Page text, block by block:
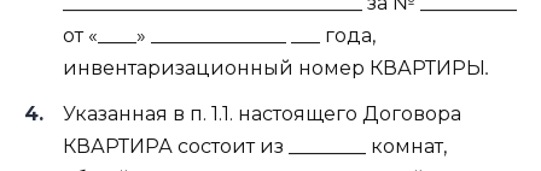
от «____» ______________ ___ года,
инвентаризационный номер КВАРТИРЫ.
Указанная в п. 1.1. настоящего Договора
КВАРТИРА состоит из ________ комнат,